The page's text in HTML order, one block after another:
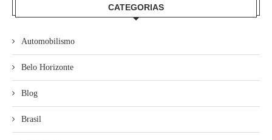
CATEGORIAS
Automobilismo
Belo Horizonte
Blog
Brasil